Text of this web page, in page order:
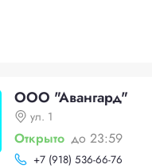
ООО "Авангард"
ул. 1
Открыто до 23:59
+7 (918) 536-66-76